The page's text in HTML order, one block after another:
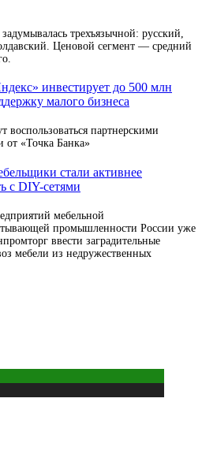
трехъязычной: русский,
Ценовой сегмент — средний
инвестирует до 500 млн
малого бизнеса
воспользоваться партнерскими
от «Точка Банка»
стали активнее
с DIY-сетями
мебельной
промышленности России уже
ввести заградительные
мебели из недружественных